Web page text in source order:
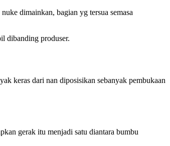
dimainkan, bagian yg tersua semasa
dibanding produser.
keras dari nan diposisikan sebanyak pembukaan
gerak itu menjadi satu diantara bumbu